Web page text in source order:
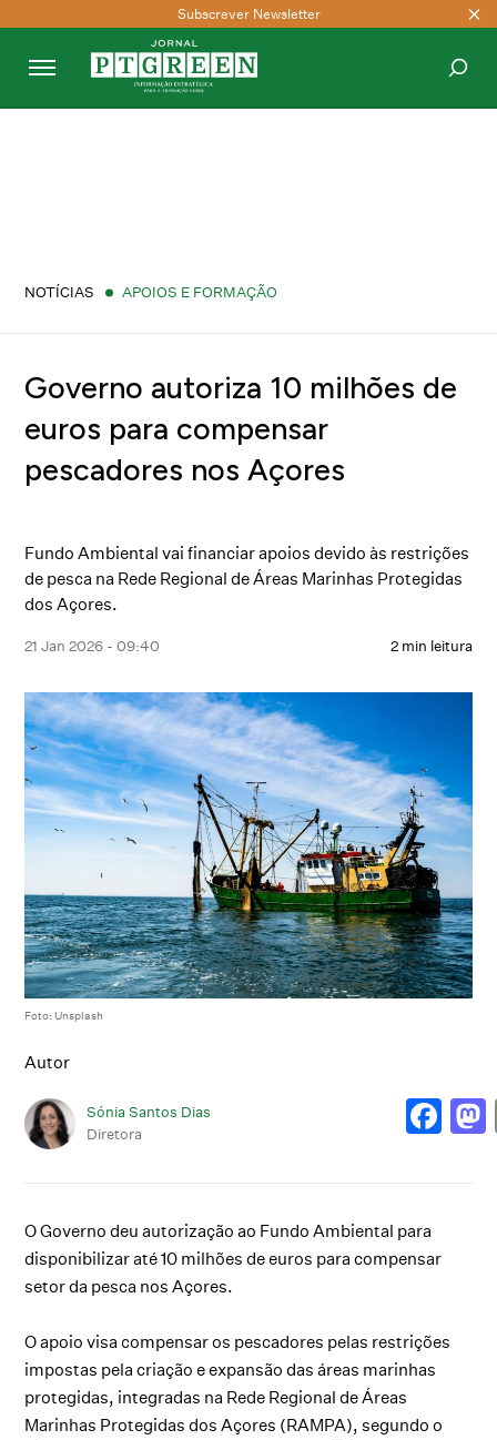
Subscrever Newsletter
NOTÍCIAS APOIOS E FORMAÇÃO
Governo autoriza 10 milhões de
euros para compensar
pescadores nos Açores
Fundo Ambiental vai financiar apoios devido às restrições
de pesca na Rede Regional de Áreas Marinhas Protegidas
dos Açores.
21 Jan 2026 - 09:40 2 min leitura
Foto: Unsplash
Autor
Sónia Santos Dias
Diretora
O Governo deu autorização ao Fundo Ambiental para
disponibilizar até 10 milhões de euros para compensar
setor da pesca nos Açores.
O apoio visa compensar os pescadores pelas restrições
impostas pela criação e expansão das áreas marinhas
protegidas, integradas na Rede Regional de Áreas
Marinhas Protegidas dos Açores (RAMPA), segundo o